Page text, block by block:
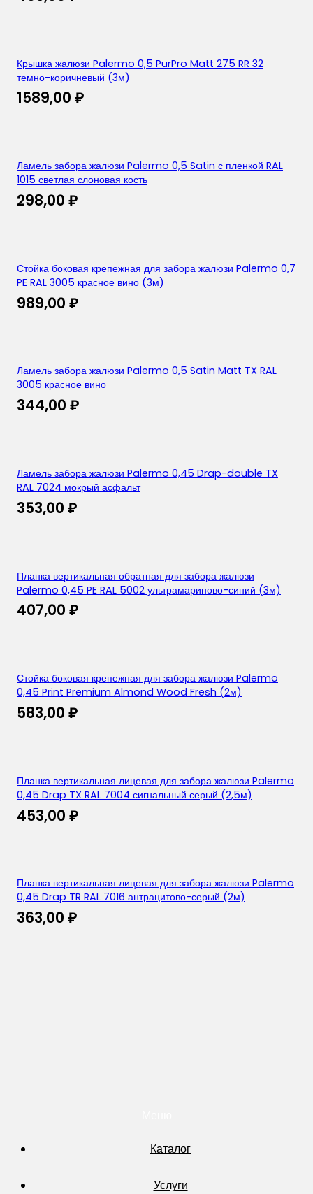
Крышка жалюзи Palermo 0,5 PurPro Matt 275 RR 32
темно-коричневый (3м)
1589,00 ₽
Ламель забора жалюзи Palermo 0,5 Satin с пленкой RAL
1015 светлая слоновая кость
298,00 ₽
Стойка боковая крепежная для забора жалюзи Palermo 0,7
PE RAL 3005 красное вино (3м)
989,00 ₽
Ламель забора жалюзи Palermo 0,5 Satin Matt TX RAL
3005 красное вино
344,00 ₽
Ламель забора жалюзи Palermo 0,45 Drap-double TX
RAL 7024 мокрый асфальт
353,00 ₽
Планка вертикальная обратная для забора жалюзи
Palermo 0,45 PE RAL 5002 ультрамариново-синий (3м)
407,00 ₽
Стойка боковая крепежная для забора жалюзи Palermo
0,45 Print Premium Almond Wood Fresh (2м)
583,00 ₽
Планка вертикальная лицевая для забора жалюзи Palermo
0,45 Drap TX RAL 7004 сигнальный серый (2,5м)
453,00 ₽
Планка вертикальная лицевая для забора жалюзи Palermo
0,45 Drap TR RAL 7016 антрацитово-серый (2м)
363,00 ₽
Каталог
Услуги